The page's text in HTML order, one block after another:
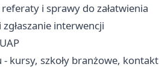
i sprawy do załatwienia
interwencji
kursy, szkoły branżowe, kontakt